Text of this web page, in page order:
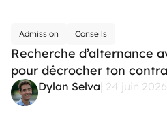
Admission Conseils
Recherche d’alternance
pour décrocher ton
Dylan Selva| 24 juin 2026